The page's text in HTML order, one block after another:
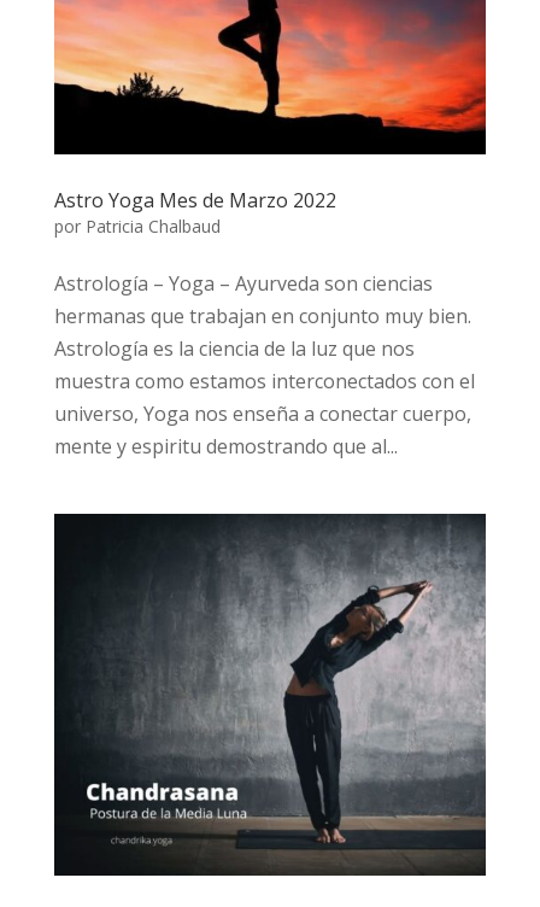
Astro Yoga Mes de Marzo 2022
por Patricia Chalbaud
Astrología – Yoga – Ayurveda son ciencias
hermanas que trabajan en conjunto muy bien.
Astrología es la ciencia de la luz que nos
muestra como estamos interconectados con el
universo, Yoga nos enseña a conectar cuerpo,
mente y espiritu demostrando que al...